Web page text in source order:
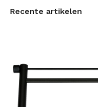
eentje met een grovere
fijnere vertanding. De
zachte en verse
Recente artikelen